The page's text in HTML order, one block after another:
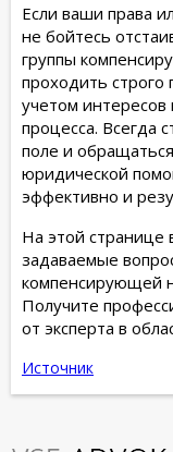
Если ваши права
не бойтесь
группы
проходить строго
учетом интересов
процесса. Всегда
поле и
юридической
эффективно и
На этой странице
задаваемые
компенсирующей
Получите
от эксперта в
Источник